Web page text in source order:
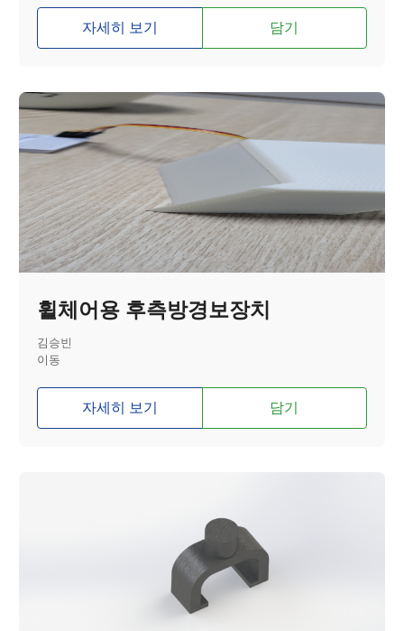
자세히 보기 담기
휠체어용 후측방경보장치
김승빈
이동
자세히 보기 담기